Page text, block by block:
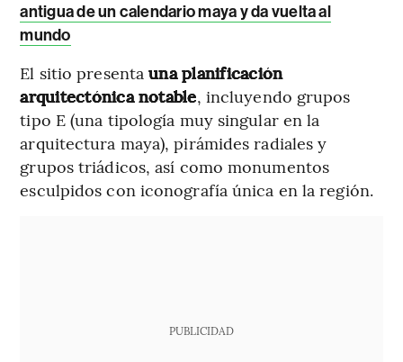
antigua de un calendario maya y da vuelta al
mundo
El sitio presentauna planificación
arquitectónica notable, incluyendo grupos
tipo E (una tipología muy singular en la
arquitectura maya), pirámides radiales y
grupos triádicos, así como monumentos
esculpidos con iconografía única en la región.
PUBLICIDAD